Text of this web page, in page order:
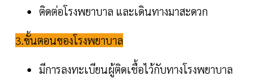
ติดต่อโรงพยาบาล และเดินทางมาสะดวก
3.ขั้นตอนของโรงพยาบาล
มีการลงทะเบียนผู้ติดเชื้อไว้กับทางโรงพยาบาล